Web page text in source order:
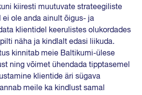
kiiresti muutuvate strateegiliste
ei ole anda ainult õigus- ja
klientidel keerulistes olukordades
näha ja kindlalt edasi liikuda.
kinnitab meie Baltikumi-ülese
ning võimet ühendada tipptasemel
klientide äri sügava
meile ka kindlust samal